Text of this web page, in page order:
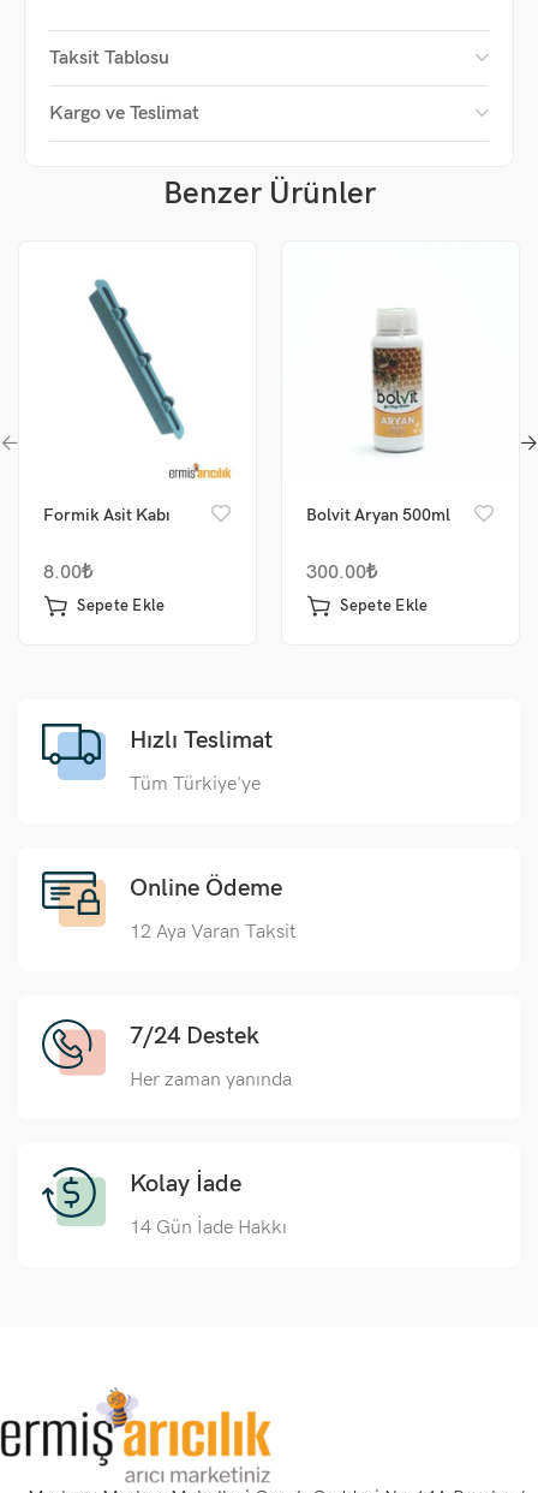
Taksit Tablosu
Kargo ve Teslimat
Benzer Ürünler
Formik Asit Kabı
8.00₺
Sepete Ekle
Bolvit Aryan 500ml
300.00₺
Sepete Ekle
Hızlı Teslimat
Tüm Türkiye'ye
Online Ödeme
12 Aya Varan Taksit
7/24 Destek
Her zaman yanında
Kolay İade
14 Gün İade Hakkı